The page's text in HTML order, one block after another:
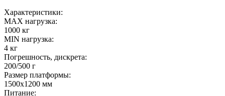
Характеристики:
MAX нагрузка:
1000 кг
MIN нагрузка:
4 кг
Погрешность, дискрета:
200/500 г
Размер платформы:
1500х1200 мм
Питание: